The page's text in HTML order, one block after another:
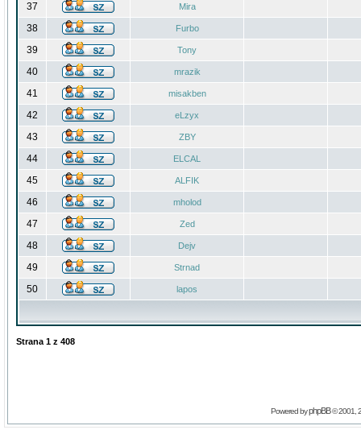
37 Mira
38 Furbo
39 Tony
40 mrazik
41 misakben
42 eLzyx
43 ZBY
44 ELCAL
45 ALFIK
46 mholod
47 Zed
48 Dejv
49 Strnad
50 lapos
Strana 1 z 408
Powered byphpBB© 2001,